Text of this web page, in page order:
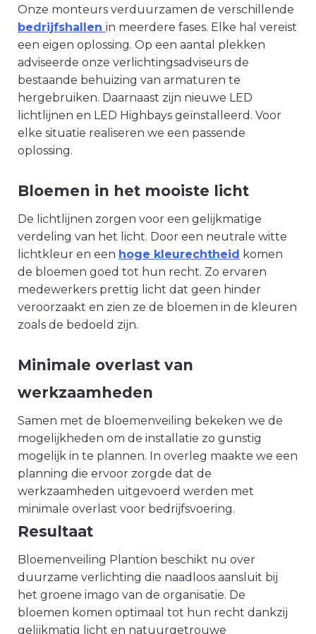
Onze monteurs verduurzamen de verschillende
bedrijfshallen in meerdere fases. Elke hal vereist
een eigen oplossing. Op een aantal plekken
adviseerde onze verlichtingsadviseurs de
bestaande behuizing van armaturen te
hergebruiken. Daarnaast zijn nieuwe LED
lichtlijnen en LED Highbays geïnstalleerd. Voor
elke situatie realiseren we een passende
oplossing.
Bloemen in het mooiste licht
De lichtlijnen zorgen voor een gelijkmatige
verdeling van het licht. Door een neutrale witte
lichtkleur en een hoge kleurechtheid komen
de bloemen goed tot hun recht. Zo ervaren
medewerkers prettig licht dat geen hinder
veroorzaakt en zien ze de bloemen in de kleuren
zoals de bedoeld zijn.
Minimale overlast van
werkzaamheden
Samen met de bloemenveiling bekeken we de
mogelijkheden om de installatie zo gunstig
mogelijk in te plannen. In overleg maakte we een
planning die ervoor zorgde dat de
werkzaamheden uitgevoerd werden met
minimale overlast voor bedrijfsvoering.
Resultaat
Bloemenveiling Plantion beschikt nu over
duurzame verlichting die naadloos aansluit bij
het groene imago van de organisatie. De
bloemen komen optimaal tot hun recht dankzij
gelijkmatig licht en natuurgetrouwe